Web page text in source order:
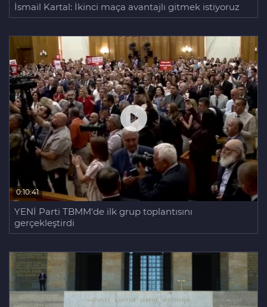
İsmail Kartal: İkinci maça avantajlı gitmek istiyoruz
0:10:41
YENİ Parti TBMM'de ilk grup toplantısını
gerçekleştirdi